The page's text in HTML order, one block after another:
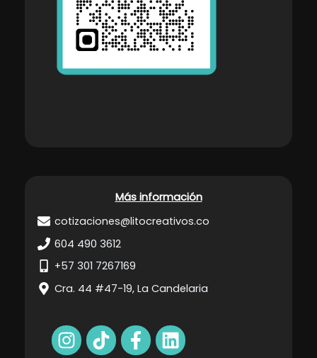
Más información
cotizaciones@litocreativos.co
604 490 3612
+57 301 7267169
Cra. 44 #47-19, La Candelaria